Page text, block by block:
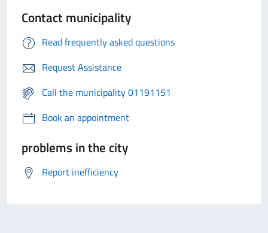
Contact municipality
Read frequently asked questions
Request Assistance
Call the municipality 01191151
Book an appointment
problems in the city
Report inefficiency